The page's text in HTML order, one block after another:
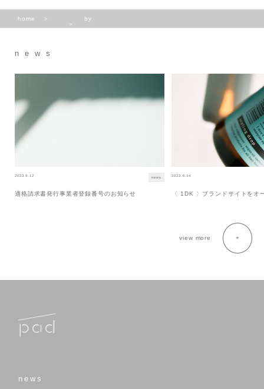
home by
news
2023.9.12 news
適格請求書発行事業者登録番号のお知らせ
2023.6.14
〈 1DK 〉ブランドサイトをオ
view more
news